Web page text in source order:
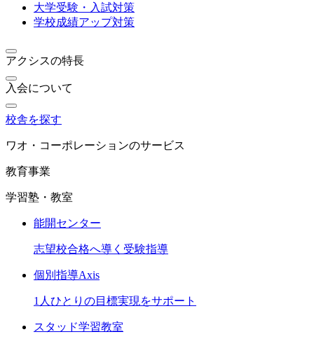
大学受験・入試対策
学校成績アップ対策
アクシスの特長
入会について
校舎を探す
ワオ・コーポレーションのサービス
教育事業
学習塾・教室
能開センター
志望校合格へ導く受験指導
個別指導Axis
1人ひとりの目標実現をサポート
スタッド学習教室